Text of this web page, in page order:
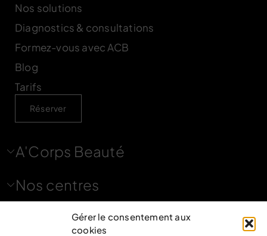
Gérer le consentement aux
cookies
Nos solutions
Diagnostics & consultations
Formez-vous avec ACB
Blog
Tarifs
Réserver
A'Corps Beauté
Nos centres
Nous contacter